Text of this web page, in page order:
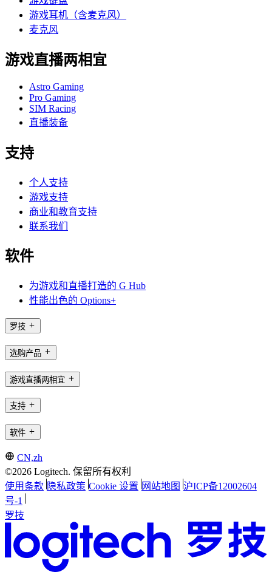
游戏耳机（含麦克风）
麦克风
游戏直播两相宜
Astro Gaming
Pro Gaming
SIM Racing
直播装备
支持
个人支持
游戏支持
商业和教育支持
联系我们
软件
为游戏和直播打造的 G Hub
性能出色的 Options+
罗技
选购产品
游戏直播两相宜
支持
软件
CN,zh
©2026 Logitech. 保留所有权利
使用条款 隐私政策 Cookie 设置 网站地图 沪ICP备12002604
号-1
罗技